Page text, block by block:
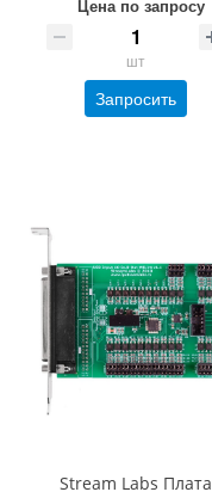
Цена по запросу
шт
Запросить
Stream Labs Плата